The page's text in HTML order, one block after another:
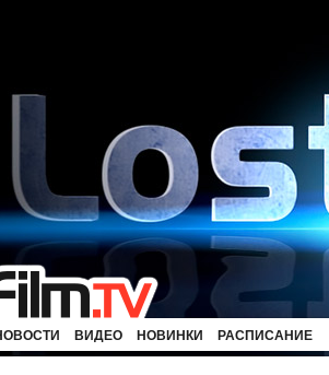
ВИДЕО НОВИНКИ РАСПИСАНИЕ